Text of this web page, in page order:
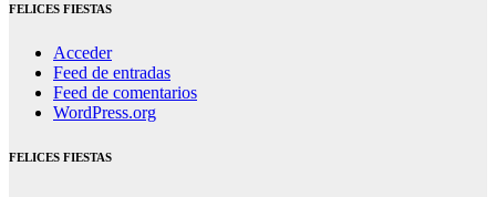
FELICES FIESTAS
Acceder
Feed de entradas
Feed de comentarios
WordPress.org
FELICES FIESTAS